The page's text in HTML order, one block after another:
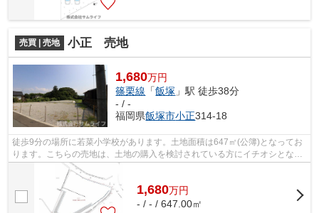
売買 | 売地 小正 売地
1,680万円
篠栗線 「飯塚 」駅 徒歩38分
- / -
福岡県飯塚市小正314-18
徒歩9分の場所に若菜小学校があります。土地面積は647㎡(公簿)となってお
ります。こちらの売地は、土地の購入を検討されている方にイチオシとなっ
ております。飯塚市の土地を購入する...
1,680万円
- / - / 647.00㎡